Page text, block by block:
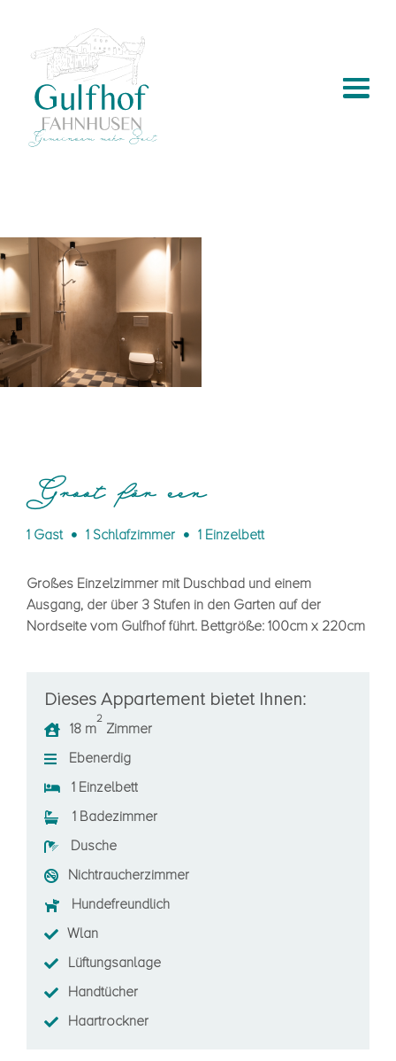
Groot för een
1 Gast 1 Schlafzimmer 1 Einzelbett
Großes Einzelzimmer mit Duschbad und einem
Ausgang, der über 3 Stufen in den Garten auf der
Nordseite vom Gulfhof führt. Bettgröße: 100cm x 220cm
Dieses Appartement bietet Ihnen:
18 m
2
Zimmer
Ebenerdig
1 Einzelbett
1 Badezimmer
Dusche
Nichtraucherzimmer
Hundefreundlich
Wlan
Lüftungsanlage
Handtücher
Haartrockner